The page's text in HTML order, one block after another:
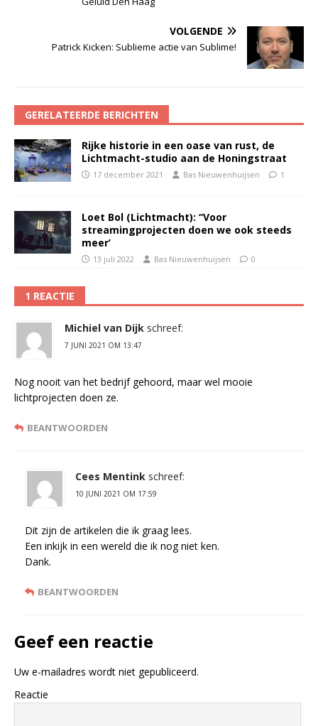
VOLGENDE
Patrick Kicken: Sublieme actie van Sublime!
GERELATEERDE BERICHTEN
Rijke historie in een oase van rust, de
Lichtmacht-studio aan de Honingstraat
17 december 2021 Bas Nieuwenhuijsen 1
Loet Bol (Lichtmacht): ‘‘Voor
streamingprojecten doen we ook steeds
meer’
13 juli 2022 Bas Nieuwenhuijsen 0
1 REACTIE
Michiel van Dijk schreef:
7 JUNI 2021 OM 13:47
Nog nooit van het bedrijf gehoord, maar wel mooie
lichtprojecten doen ze.
BEANTWOORDEN
Cees Mentink schreef:
10 JUNI 2021 OM 17:59
Dit zijn de artikelen die ik graag lees.
Een inkijk in een wereld die ik nog niet ken.
Dank.
BEANTWOORDEN
Geef een reactie
Uw e-mailadres wordt niet gepubliceerd.
Reactie